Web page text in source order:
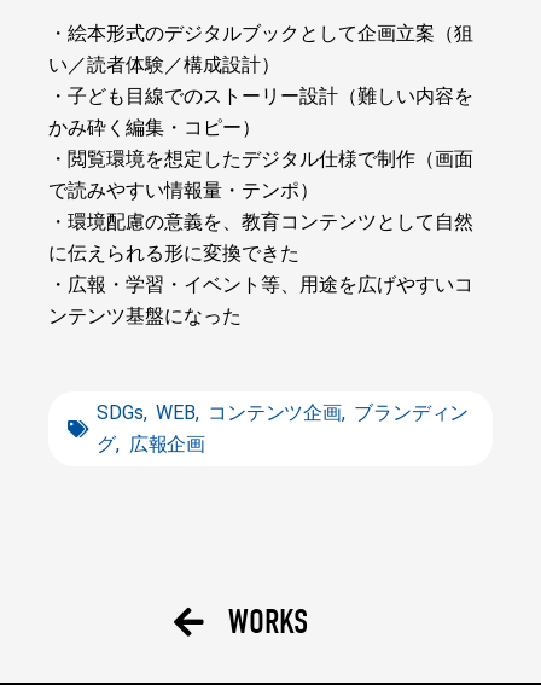
・絵本形式のデジタルブックとして企画立案（狙
い／読者体験／構成設計）
・子ども目線でのストーリー設計（難しい内容を
かみ砕く編集・コピー）
・閲覧環境を想定したデジタル仕様で制作（画面
で読みやすい情報量・テンポ）
・環境配慮の意義を、教育コンテンツとして自然
に伝えられる形に変換できた
・広報・学習・イベント等、用途を広げやすいコ
ンテンツ基盤になった
SDGs,WEB, コンテンツ企画, ブランディン
グ, 広報企画
WORKS